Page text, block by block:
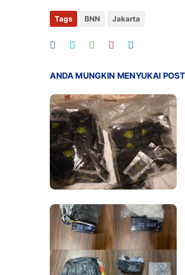
Tags BNN Jakarta
ANDA MUNGKIN MENYUKAI